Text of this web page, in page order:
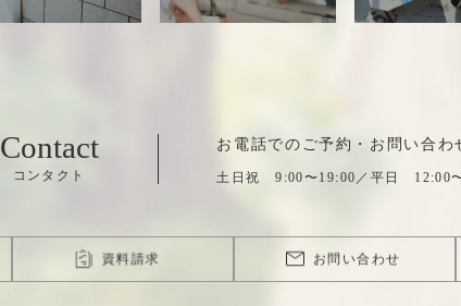
Contact お電話でのご予約・お問い合わ
土日祝 9:00〜19:00／平日 12:00〜
資料請求 お問い合わせ